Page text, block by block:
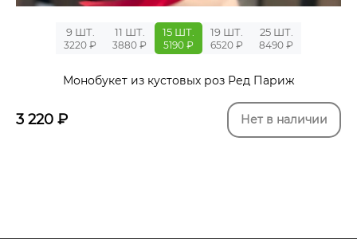
9 ШТ.
3220 ₽
11 ШТ.
3880 ₽
15 ШТ.
5190 ₽
19 ШТ.
6520 ₽
25 ШТ.
8490 ₽
Монобукет из кустовых роз Ред Париж
3 220 ₽ Нет в наличии